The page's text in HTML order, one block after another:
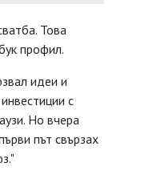
Това
профил.
идеи и
с
Но вчера
път свързах